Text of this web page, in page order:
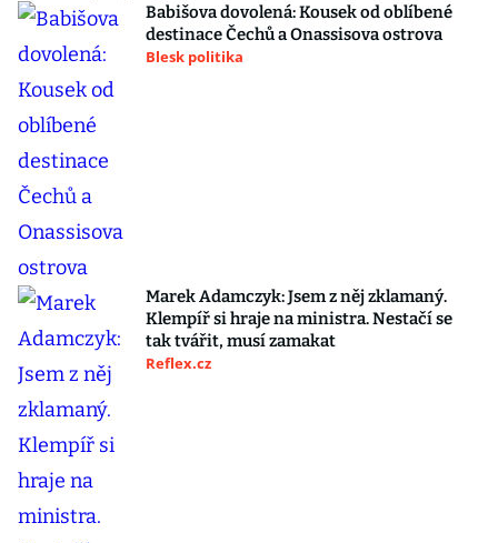
Babišova dovolená: Kousek od oblíbené
destinace Čechů a Onassisova ostrova
Blesk politika
Marek Adamczyk: Jsem z něj zklamaný.
Klempíř si hraje na ministra. Nestačí se
tak tvářit, musí zamakat
Reflex.cz